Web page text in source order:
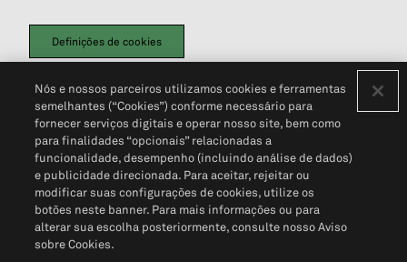
Definições de cookies
Política de PrivacidadePortal de privacidade do cliente (em inglês)
Não Venda Minhas Informações Pessoais© 2026 S&P Global
Nós e nossos parceiros utilizamos cookies e ferramentas
semelhantes (“Cookies”) conforme necessário para
fornecer serviços digitais e operar nosso site, bem como
para finalidades “opcionais” relacionadas a
funcionalidade, desempenho (incluindo análise de dados)
e publicidade direcionada. Para aceitar, rejeitar ou
modificar suas configurações de cookies, utilize os
botões neste banner. Para mais informações ou para
alterar sua escolha posteriormente, consulte nosso Aviso
sobre Cookies.